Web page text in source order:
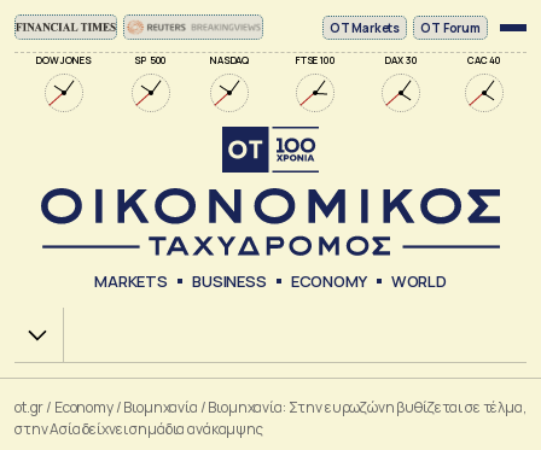
DOW JONES SP 500 NASDAQ FTSE 100 DAX 30 CAC 40
ΟΤ Markets OT Forum
MARKETS BUSINESS ECONOMY WORLD
Χ.Α.
ot.gr/ Economy/Βιομηχανία /Βιομηχανία: Στην ευρωζώνη βυθίζεται σε τέλμα,
στην Ασία δείχνει σημάδια ανάκαμψης